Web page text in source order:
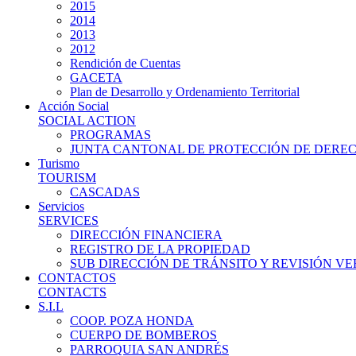
2015
2014
2013
2012
Rendición de Cuentas
GACETA
Plan de Desarrollo y Ordenamiento Territorial
Acción Social
SOCIAL ACTION
PROGRAMAS
JUNTA CANTONAL DE PROTECCIÓN DE
Turismo
TOURISM
CASCADAS
Servicios
SERVICES
DIRECCIÓN FINANCIERA
REGISTRO DE LA PROPIEDAD
SUB DIRECCIÓN DE TRÁNSITO Y REVISIÓN
CONTACTOS
CONTACTS
S.I.L
COOP. POZA HONDA
CUERPO DE BOMBEROS
PARROQUIA SAN ANDRÉS